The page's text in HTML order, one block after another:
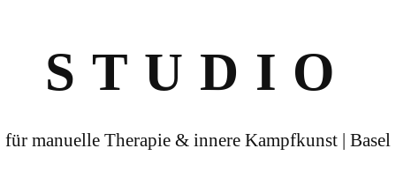
STUDIO
für manuelle Therapie & innere Kampfkunst | Basel